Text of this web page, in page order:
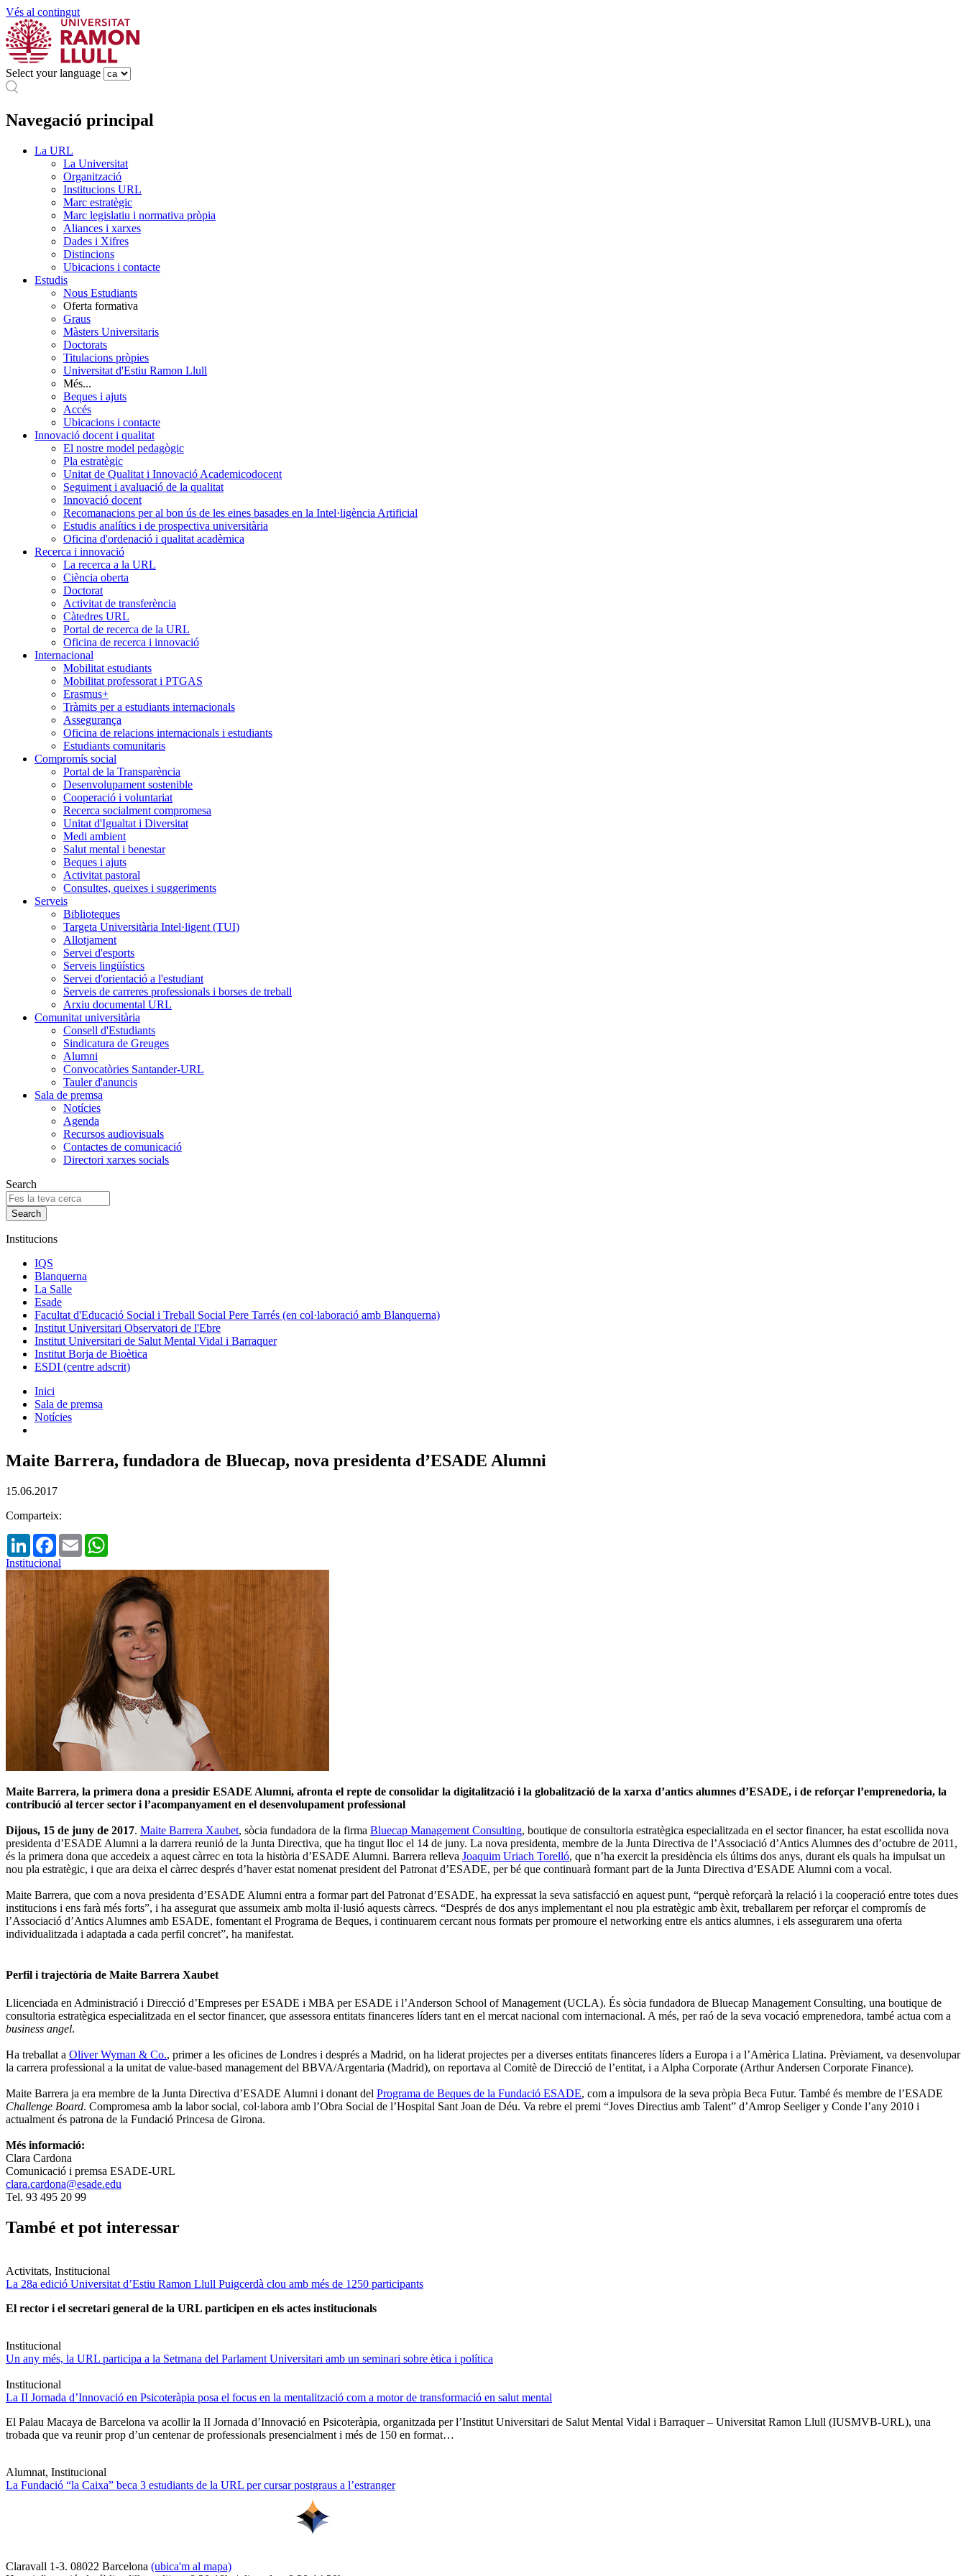
Vés al contingut
Select your language
Navegació principal
La URL
La Universitat
Organització
Institucions URL
Marc estratègic
Marc legislatiu i normativa pròpia
Aliances i xarxes
Dades i Xifres
Distincions
Ubicacions i contacte
Estudis
Nous Estudiants
Oferta formativa
Graus
Màsters Universitaris
Doctorats
Titulacions pròpies
Universitat d'Estiu Ramon Llull
Més...
Beques i ajuts
Accés
Ubicacions i contacte
Innovació docent i qualitat
El nostre model pedagògic
Pla estratègic
Unitat de Qualitat i Innovació Academicodocent
Seguiment i avaluació de la qualitat
Innovació docent
Recomanacions per al bon ús de les eines basades en la Intel·ligència Artificial
Estudis analítics i de prospectiva universitària
Oficina d'ordenació i qualitat acadèmica
Recerca i innovació
La recerca a la URL
Ciència oberta
Doctorat
Activitat de transferència
Càtedres URL
Portal de recerca de la URL
Oficina de recerca i innovació
Internacional
Mobilitat estudiants
Mobilitat professorat i PTGAS
Erasmus+
Tràmits per a estudiants internacionals
Assegurança
Oficina de relacions internacionals i estudiants
Estudiants comunitaris
Compromís social
Portal de la Transparència
Desenvolupament sostenible
Cooperació i voluntariat
Recerca socialment compromesa
Unitat d'Igualtat i Diversitat
Medi ambient
Salut mental i benestar
Beques i ajuts
Activitat pastoral
Consultes, queixes i suggeriments
Serveis
Biblioteques
Targeta Universitària Intel·ligent (TUI)
Allotjament
Servei d'esports
Serveis lingüístics
Servei d'orientació a l'estudiant
Serveis de carreres professionals i borses de treball
Arxiu documental URL
Comunitat universitària
Consell d'Estudiants
Sindicatura de Greuges
Alumni
Convocatòries Santander-URL
Tauler d'anuncis
Sala de premsa
Notícies
Agenda
Recursos audiovisuals
Contactes de comunicació
Directori xarxes socials
Search
Institucions
IQS
Blanquerna
La Salle
Esade
Facultat d'Educació Social i Treball Social Pere Tarrés (en col·laboració amb Blanquerna)
Institut Universitari Observatori de l'Ebre
Institut Universitari de Salut Mental Vidal i Barraquer
Institut Borja de Bioètica
ESDI (centre adscrit)
Inici
Sala de premsa
Notícies
Maite Barrera, fundadora de Bluecap, nova presidenta d’ESADE Alumni
15.06.2017
Comparteix:
LinkedInFacebook
Email
Institucional
Maite Barrera, la primera dona a presidir ESADE Alumni, afronta el repte de consolidar la digitalització i la globalització de la xarxa d’antics alumnes d’ESADE, i de reforçar l’emprenedoria, la
contribució al tercer sector i l’acompanyament en el desenvolupament professional
Dijous, 15 de juny de 2017. Maite Barrera Xaubet, sòcia fundadora de la firma Bluecap Management Consulting, boutique de consultoria estratègica especialitzada en el sector financer, ha estat escollida nova
presidenta d’ESADE Alumni a la darrera reunió de la Junta Directiva, que ha tingut lloc el 14 de juny. La nova presidenta, membre de la Junta Directiva de l’Associació d’Antics Alumnes des d’octubre de 2011,
és la primera dona que accedeix a aquest càrrec en tota la història d’ESADE Alumni. Barrera relleva Joaquim Uriach Torelló, que n’ha exercit la presidència els últims dos anys, durant els quals ha impulsat un
nou pla estratègic, i que ara deixa el càrrec després d’haver estat nomenat president del Patronat d’ESADE, per bé que continuarà formant part de la Junta Directiva d’ESADE Alumni com a vocal.
Maite Barrera, que com a nova presidenta d’ESADE Alumni entra a formar part del Patronat d’ESADE, ha expressat la seva satisfacció en aquest punt, “perquè reforçarà la relació i la cooperació entre totes dues
institucions i ens farà més forts”, i ha assegurat que assumeix amb molta il·lusió aquests càrrecs. “Després de dos anys implementant el nou pla estratègic amb èxit, treballarem per reforçar el compromís de
l’Associació d’Antics Alumnes amb ESADE, fomentant el Programa de Beques, i continuarem cercant nous formats per promoure el networking entre els antics alumnes, i els assegurarem una oferta
individualitzada i adaptada a cada perfil concret”, ha manifestat.
Perfil i trajectòria de Maite Barrera Xaubet
Llicenciada en Administració i Direcció d’Empreses per ESADE i MBA per ESADE i l’Anderson School of Management (UCLA). És sòcia fundadora de Bluecap Management Consulting, una boutique de
consultoria estratègica especialitzada en el sector financer, que assessora entitats financeres líders tant en el mercat nacional com internacional. A més, per raó de la seva vocació emprenedora, també actua com a
business angel.
Ha treballat a Oliver Wyman & Co., primer a les oficines de Londres i després a Madrid, on ha liderat projectes per a diverses entitats financeres líders a Europa i a l’Amèrica Llatina. Prèviament, va desenvolupar
la carrera professional a la unitat de value-based management del BBVA/Argentaria (Madrid), on reportava al Comitè de Direcció de l’entitat, i a Alpha Corporate (Arthur Andersen Corporate Finance).
Maite Barrera ja era membre de la Junta Directiva d’ESADE Alumni i donant del Programa de Beques de la Fundació ESADE, com a impulsora de la seva pròpia Beca Futur. També és membre de l’ESADE
Challenge Board. Compromesa amb la labor social, col·labora amb l’Obra Social de l’Hospital Sant Joan de Déu. Va rebre el premi “Joves Directius amb Talent” d’Amrop Seeliger y Conde l’any 2010 i
actualment és patrona de la Fundació Princesa de Girona.
Més informació:
Clara Cardona
Comunicació i premsa ESADE-URL
clara.cardona@esade.edu
Tel. 93 495 20 99
També et pot interessar
Activitats, Institucional
La 28a edició Universitat d’Estiu Ramon Llull Puigcerdà clou amb més de 1250 participants
El rector i el secretari general de la URL participen en els actes institucionals
Institucional
Un any més, la URL participa a la Setmana del Parlament Universitari amb un seminari sobre ètica i política
Institucional
La II Jornada d’Innovació en Psicoteràpia posa el focus en la mentalització com a motor de transformació en salut mental
El Palau Macaya de Barcelona va acollir la II Jornada d’Innovació en Psicoteràpia, organitzada per l’Institut Universitari de Salut Mental Vidal i Barraquer – Universitat Ramon Llull (IUSMVB-URL), una
trobada que va reunir prop d’un centenar de professionals presencialment i més de 150 en format…
Alumnat, Institucional
La Fundació “la Caixa” beca 3 estudiants de la URL per cursar postgraus a l’estranger
Claravall 1-3. 08022 Barcelona (ubica'm al mapa)